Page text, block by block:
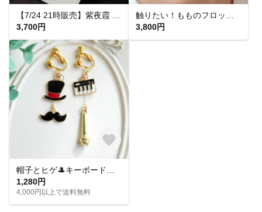
3,700円
3,800円
1,280円
4,000円以上で送料無料